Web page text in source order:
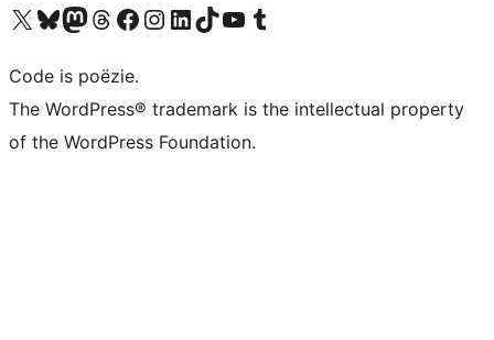
Bezoek ons X (voorheen Twitter) account
Bezoek ons Bluesky account
Bezoek ons Mastodon account
Bezoek ons Threads account
Onze Facebook pagina bezoeken
Bezoek ons Instagram account
Bezoek ons LinkedIn account
Bezoek ons TikTok account
Bezoek ons YouTube kanaalBezoek ons Tumblr account
Code is poëzie.
The WordPress® trademark is the intellectual property
of the WordPress Foundation.